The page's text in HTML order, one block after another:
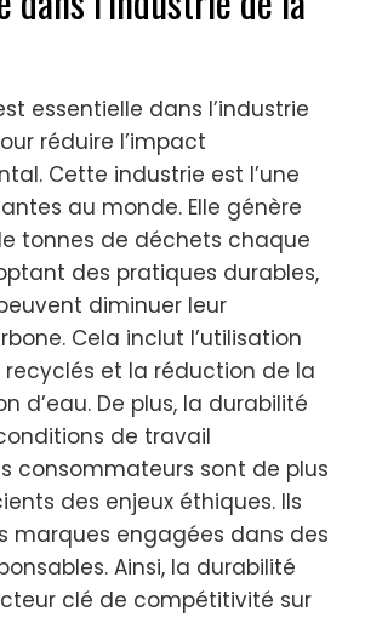
essentielle dans l’industrie
réduire l’impact
Cette industrie est l’une
au monde. Elle génère
tonnes de déchets chaque
des pratiques durables,
diminuer leur
Cela inclut l’utilisation
et la réduction de la
d’eau. De plus, la durabilité
de travail
consommateurs sont de plus
des enjeux éthiques. Ils
marques engagées dans des
Ainsi, la durabilité
clé de compétitivité sur